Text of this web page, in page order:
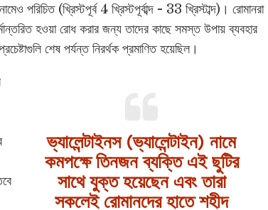
পরিচিত (খ্রিস্টপূর্ব 4 খ্রিস্টপূর্বাব্দ - 33 খ্রিস্টাব্দ)। রোমানরা
হওয়া রোধ করার জন্য তাদের কাছে সমস্ত উপায় ব্যবহার
শেষ পর্যন্ত নিরর্থক প্রমাণিত হয়েছিল।
ভ্যালেন্টাইনস (ভ্যালেন্টাইন) নামে
কমপক্ষে তিনজন ব্যক্তি এই ছুটির
সাথে যুক্ত হয়েছেন এবংতারা
সকলেই রোমানদের হাতে শহীদ